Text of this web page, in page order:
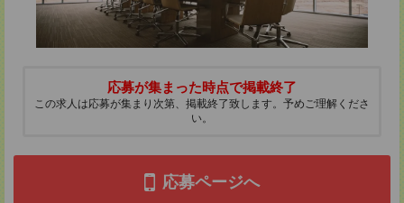
応募が集まった時点で掲載終了
この求人は応募が集まり次第、掲載終了致します。予めご理解くださ
い。
応募ページへ